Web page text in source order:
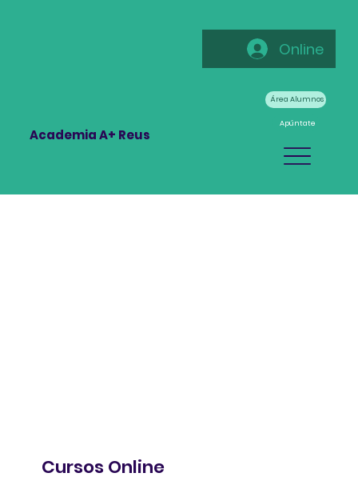
Online
Área Alumnos
Academia A+ Reus
Apúntate
Cursos Online